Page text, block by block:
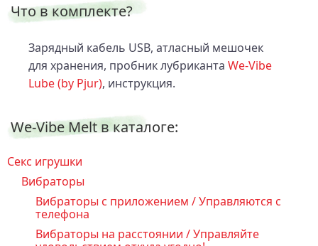
Что в комплекте?
Зарядный кабель USB, атласный мешочек
для хранения, пробник лубриканта We‑Vibe
Lube (by Pjur), инструкция.
We-Vibe Melt в каталоге:
Секс игрушки
Вибраторы
Вибраторы с приложением / Управляются с
телефона
Вибраторы на расстоянии / Управляйте